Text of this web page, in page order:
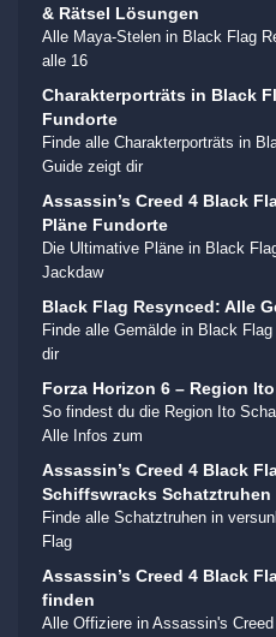
& Rätsel Lösungen
Alle Maya-Stelen in Black Flag
alle 16
Charakterporträts in Black
Fundorte
Finde alle Charakterporträts in
Guide zeigt dir
Assassin’s Creed 4 Black
Pläne Fundorte
Die Ultimative Pläne in Black
Jackdaw
Black Flag Resynced: Alle
Finde alle Gemälde in Black
dir
Forza Horizon 6 – Region
So findest du die Region Ito
Alle Infos zum
Assassin’s Creed 4 Black
Schiffswracks
Finde alle Schatztruhen in
Flag
Assassin’s Creed 4 Black
finden
Alle Offiziere in Assassin's